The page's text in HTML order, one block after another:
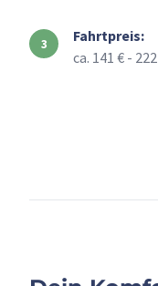
Fahrtpreis:
ca. 141 € -